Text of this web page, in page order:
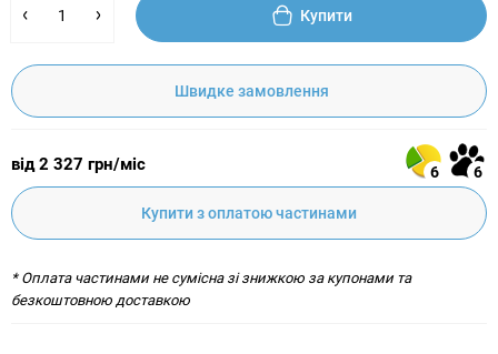
Купити
Швидке замовлення
від 2 327 грн/міс 6 6
Купити з оплатою частинами
* Оплата частинами не сумісна зі знижкою за купонами та
безкоштовною доставкою